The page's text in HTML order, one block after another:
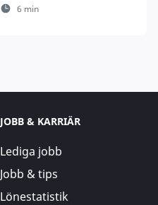
6 min
JOBB & KARRIÄR
Lediga jobb
Jobb & tips
Lönestatistik